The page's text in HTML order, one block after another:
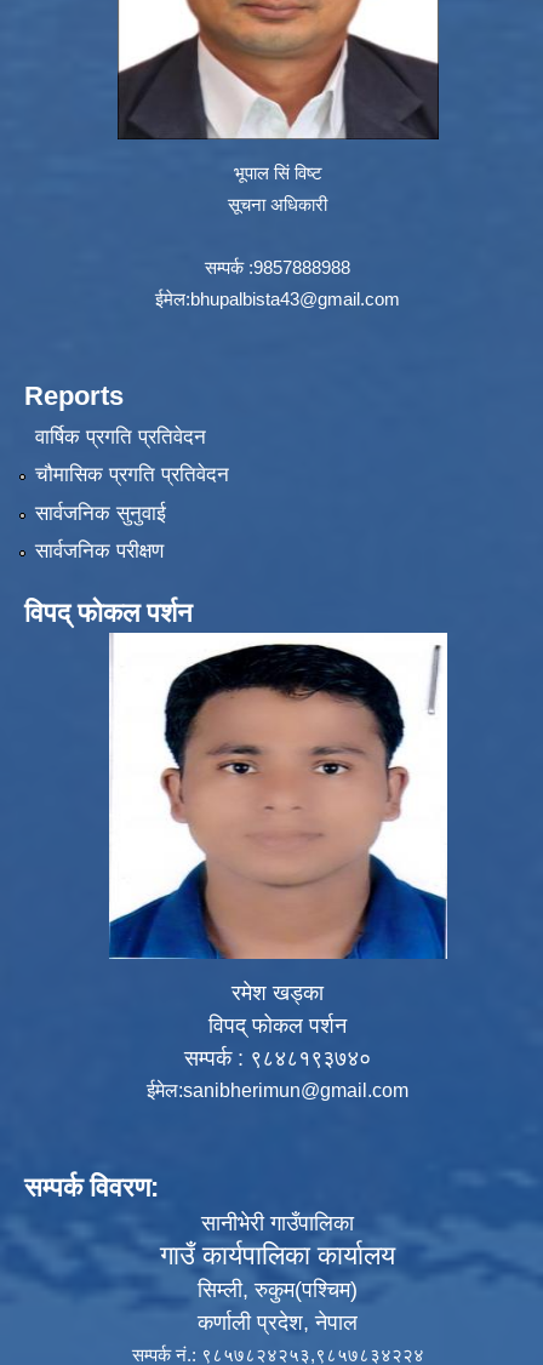
भूपाल सिं विष्ट
सूचना अधिकारी
सम्पर्क :9857888988
ईमेल:bhupalbista43@gmail.com
Reports
वार्षिक प्रगति प्रतिवेदन
चौमासिक प्रगति प्रतिवेदन
सार्वजनिक सुनुवाई
सार्वजनिक परीक्षण
विपद् फोकल पर्शन
रमेश खड्का
विपद् फोकल पर्शन
सम्पर्क : ९८४८१९३७४०
ईमेल:sanibherimun@gmail.com
सम्पर्क विवरण:
सानीभेरी गाउँपालिका
गाउँ कार्यपालिका कार्यालय
सिम्ली, रुकुम(पश्‍चिम)
कर्णाली प्रदेश, नेपाल
सम्पर्क नं.: ९८५७८२४२५३,९८५७८३४२२४